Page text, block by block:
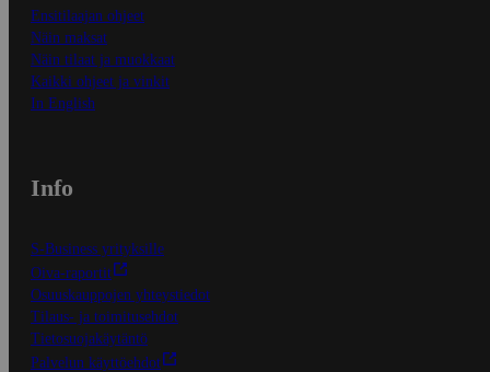
Ensitilaajan ohjeet
Näin maksat
Näin tilaat ja muokkaat
Kaikki ohjeet ja vinkit
In English
Info
S-Business yrityksille
Oiva-raportit
Osuuskauppojen yhteystiedot
Tilaus- ja toimitusehdot
Tietosuojakäytäntö
Palvelun käyttöehdot